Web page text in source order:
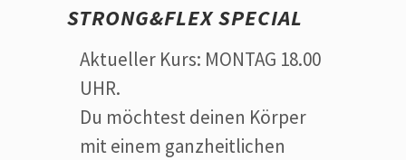
STRONG&FLEX SPECIAL
Aktueller Kurs: MONTAG 18.00
UHR.
Du möchtest deinen Körper
mit einem ganzheitlichen